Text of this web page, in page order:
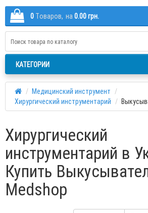
0 Tоваров, на 0.00 грн.
КАТЕГОРИИ
Медицинский инструмент
Хирургический инструментарий
Хирургический
инструментарий в
Купить
Medshop